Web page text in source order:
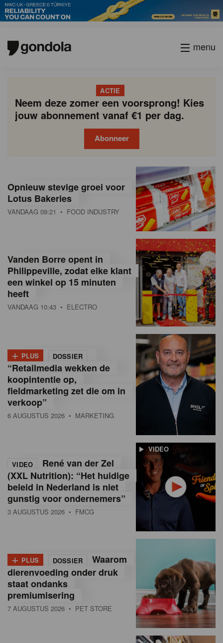
menu
ACTIE
Neem deze zomer een voorsprong! Kies
jouw abonnement vanaf €1 per dag.
Abonneer
o
n
a
M
a
a
n
e
e
a
n
B
Opnieuw stevige groei voor
Lotus Bakeries
VANDAAG 09:21 • FOOD INDUSTRY
Vanden Borre opent in
Philippeville, zodat elke klant
een winkel op 15 minuten
heeft
VANDAAG 10:43 • ELECTRO
+ PLUS DOSSIER
“Retailmedia wekken de
koopintentie op,
fieldmarketing zet die om in
verkoop”
6 AUGUSTUS 2026 • MARKETING
VIDEO
VIDEO
René van der Zel
(XXL Nutrition): “Het huidige
beleid in Nederland is niet
gunstig voor ondernemers”
3 AUGUSTUS 2026 • FMCG
+ PLUS DOSSIER
Waarom
dierenvoeding onder druk
staat ondanks
premiumisering
7 AUGUSTUS 2026 • PET STORE